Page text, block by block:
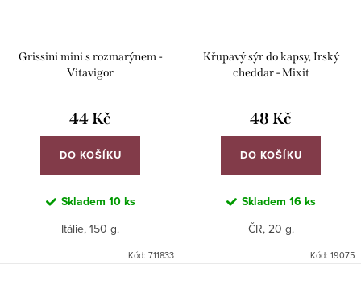
Grissini mini s rozmarýnem -
Vitavigor
44 Kč
DO KOŠÍKU
Skladem 10 ks
Itálie, 150 g.
Kód: 711833
Křupavý sýr do kapsy, Irský
cheddar - Mixit
48 Kč
DO KOŠÍKU
Skladem 16 ks
ČR, 20 g.
Kód: 19075